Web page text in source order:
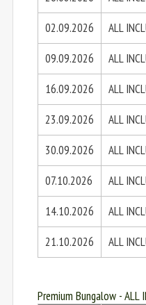
02.09.2026
ALL
09.09.2026
ALL
16.09.2026
ALL
23.09.2026
ALL
30.09.2026
ALL
07.10.2026
ALL
14.10.2026
ALL
21.10.2026
ALL
Premium Bungalow - ALL